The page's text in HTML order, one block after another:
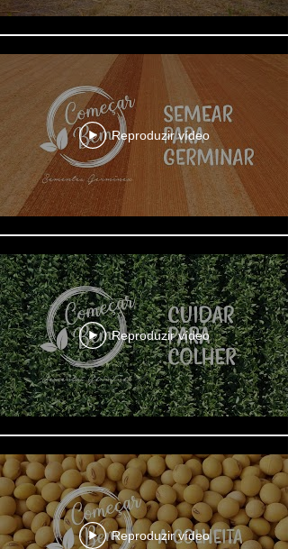
Reproduzir vídeo
Reproduzir vídeo
Reproduzir vídeo